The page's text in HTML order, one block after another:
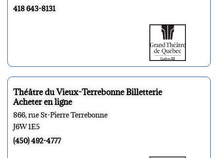
418 643-8131
Théâtre du Vieux-Terrebonne Billetterie
Acheter en ligne
866, rue St-Pierre Terrebonne
J6W 1E5
(450) 492-4777